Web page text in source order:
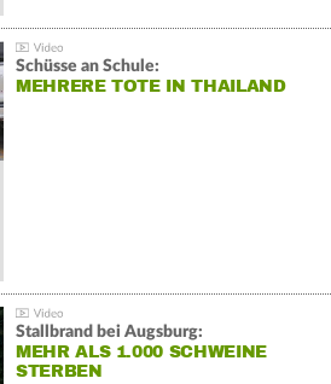
Schüsse an Schule:
MEHRERE TOTE IN THAILAND
Stallbrand bei Augsburg:
MEHR ALS 1.000 SCHWEINE
STERBEN